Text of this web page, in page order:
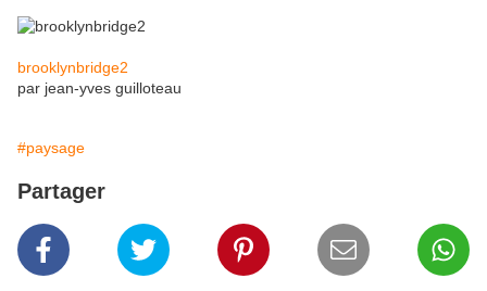
brooklynbridge2
par jean-yves guilloteau
#paysage
Partager